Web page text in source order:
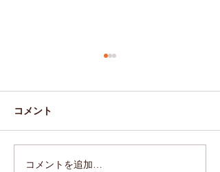
かくちょこパン
コメント
コメントを追加…